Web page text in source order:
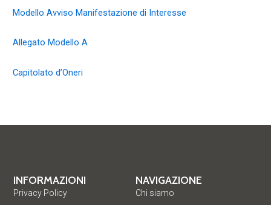
Modello Avviso Manifestazione di Interesse
Allegato Modello A
Capitolato d’Oneri
NAVIGAZIONE
Chi siamo
INFORMAZIONI
Privacy Policy